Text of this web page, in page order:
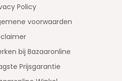
Policy
voorwaarden
bij Bazaaronline
Prijsgarantie